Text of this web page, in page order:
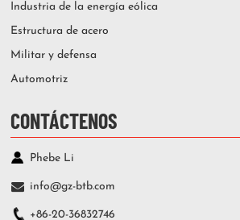
Industria de la energía eólica
Estructura de acero
Militar y defensa
Automotriz
CONTÁCTENOS
Phebe Li
info@gz-btb.com
+86-20-36832746